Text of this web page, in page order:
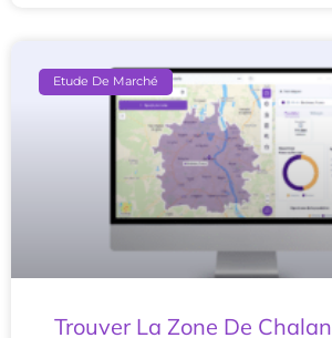
Etude De Marché
Trouver La Zone De